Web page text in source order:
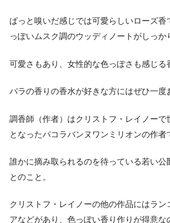
ぱっと嗅いだ感じでは可愛らしいローズ香
っぽいムスク調のウッディノートがしっか
可愛さもあり、女性的な色っぽさも感じる
バラの香りの香水が好きな方にはぜひ一度
調香師（作者）はクリストフ・レイノーで
となったパコラバンヌワンミリオンの作者
誰かに摘み取られるのを待っている若い公
とのこと。
クリストフ・レイノーの他の作品にはラン
アなどがあり、色っぽい香り作りが得意な